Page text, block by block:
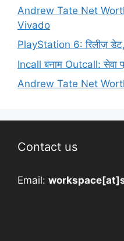
Andrew Tate Net
Vivado
PlayStation 6: रिलीज़
Incall बनाम Outcall: सेवा
Andrew Tate Net
Contact us
Email: